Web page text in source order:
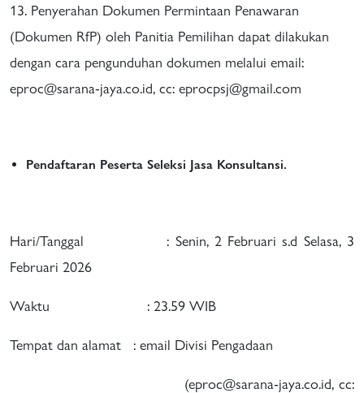
13. Penyerahan Dokumen Permintaan Penawaran
(Dokumen RfP) oleh Panitia Pemilihan dapat dilakukan
dengan cara pengunduhan dokumen melalui email:
eproc@sarana-jaya.co.id, cc: eprocpsj@gmail.com
Pendaftaran Peserta Seleksi Jasa Konsultansi.
Hari/Tanggal : Senin, 2 Februari s.d Selasa, 3
Februari 2026
Waktu : 23.59 WIB
Tempat dan alamat : email Divisi Pengadaan
(eproc@sarana-jaya.co.id, cc: